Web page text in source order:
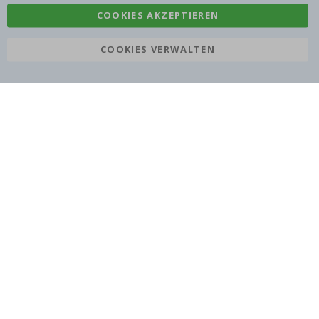
COOKIES AKZEPTIEREN
COOKIES VERWALTEN